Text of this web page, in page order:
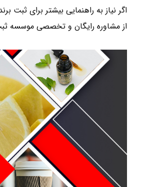
اگر نیاز به راهنمایی بیشتر برای ثبت
از مشاوره رایگان و تخصصی موسسه